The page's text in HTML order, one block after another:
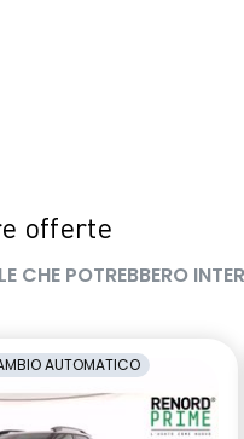
offerte
CHE POTREBBERO
AUTOMATICO